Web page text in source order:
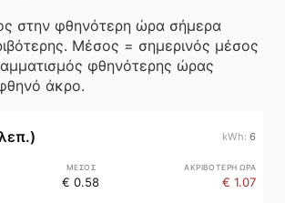
στην φθηνότερη ώρα σήμερα
Μέσος = σημερινός μέσος
φθηνότερης ώρας
άκρο.
6
€ 0.58 € 1.07